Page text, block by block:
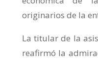
originarios de la
La titular de la
reafirmó la